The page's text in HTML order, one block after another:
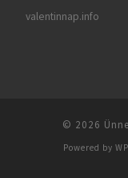
valentinnap.info
© 2026
Powered by WP